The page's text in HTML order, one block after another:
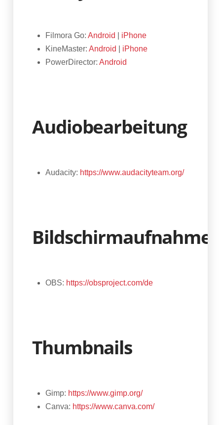
Filmora Go: Android
iPhone
KineMaster: Android
iPhone
PowerDirector: Android
Audiobearbeitung
Audacity: https://www.audacityteam.org/
Bildschirmaufnahme
OBS: https://obsproject.com/de
Thumbnails
Gimp: https://www.gimp.org/
Canva: https://www.canva.com/